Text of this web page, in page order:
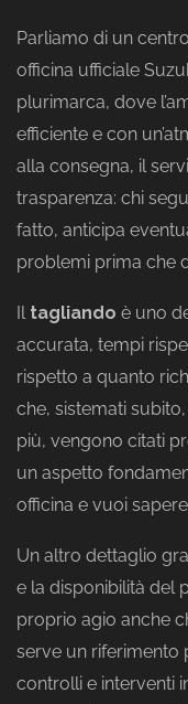
Parliamo di un
officina ufficiale
plurimarca, dove
efficiente e con
alla consegna, il
trasparenza: chi
fatto, anticipa
problemi prima che
Il tagliando è uno
accurata, tempi
rispetto a quanto
che, sistemati subito,
più, vengono citati
un aspetto
officina e vuoi
Un altro dettaglio
e la disponibilità del
proprio agio anche
serve un riferimento
controlli e interventi